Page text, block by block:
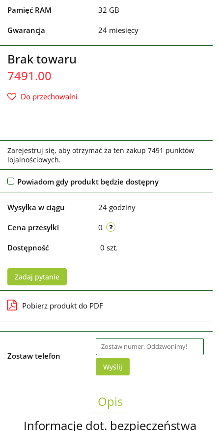
Pamięć RAM 32 GB
Gwarancja 24 miesięcy
Brak towaru
7491.00
Do przechowalni
Zarejestruj się, aby otrzymać za ten zakup 7491 punktów
lojalnościowych.
Powiadom gdy produkt będzie dostępny
Wysyłka w ciągu 24 godziny
Cena przesyłki 0
Dostępność 0 szt.
Zadaj pytanie
Pobierz produkt do PDF
Zostaw telefon
Wyślij
Opis
Informacje dot. bezpieczeństwa